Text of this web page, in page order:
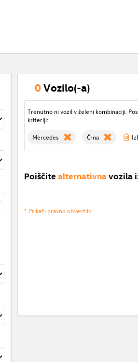
0Vozilo(-a)
Trenutno ni vozil v želeni kombinaciji.
kriteriji:
Mercedes Črna
Poiščite alternativna vozila
* Prikaži pravno obvestilo